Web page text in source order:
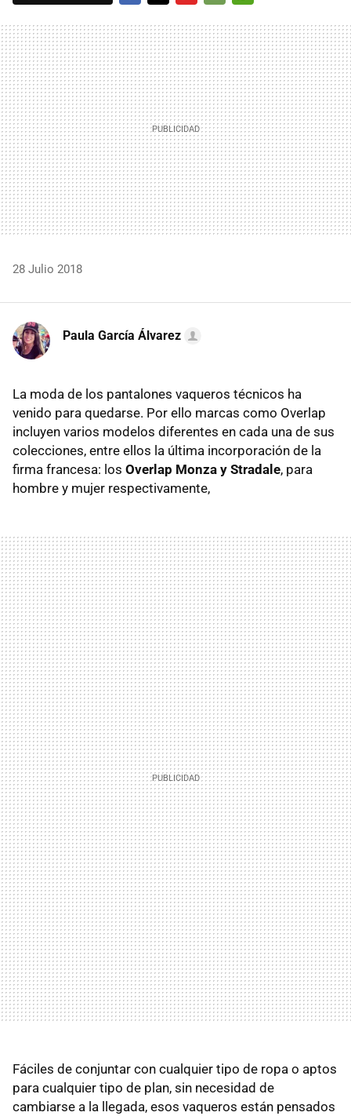
MAIL
28 Julio 2018
Paula García Álvarez
La moda de los pantalones vaqueros técnicos ha
venido para quedarse. Por ello marcas como Overlap
incluyen varios modelos diferentes en cada una de sus
colecciones, entre ellos la última incorporación de la
firma francesa: los Overlap Monza y Stradale, para
hombre y mujer respectivamente,
Fáciles de conjuntar con cualquier tipo de ropa o aptos
para cualquier tipo de plan, sin necesidad de
cambiarse a la llegada, esos vaqueros están pensados